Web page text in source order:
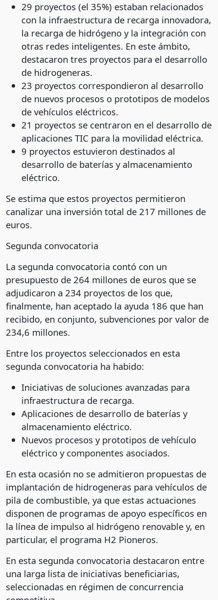
29 proyectos (el 35%) estaban relacionados
con la infraestructura de recarga innovadora,
la recarga de hidrógeno y la integración con
otras redes inteligentes. En este ámbito,
destacaron tres proyectos para el desarrollo
de hidrogeneras.
23 proyectos correspondieron al desarrollo
de nuevos procesos o prototipos de modelos
de vehículos eléctricos.
21 proyectos se centraron en el desarrollo de
aplicaciones TIC para la movilidad eléctrica.
9 proyectos estuvieron destinados al
desarrollo de baterías y almacenamiento
eléctrico.
Se estima que estos proyectos permitieron
canalizar una inversión total de 217 millones de
euros.
Segunda convocatoria
La segunda convocatoria contó con un
presupuesto de 264 millones de euros que se
adjudicaron a 234 proyectos de los que,
finalmente, han aceptado la ayuda 186 que han
recibido, en conjunto, subvenciones por valor de
234,6 millones.
Entre los proyectos seleccionados en esta
segunda convocatoria ha habido:
Iniciativas de soluciones avanzadas para
infraestructura de recarga.
Aplicaciones de desarrollo de baterías y
almacenamiento eléctrico.
Nuevos procesos y prototipos de vehículo
eléctrico y componentes asociados.
En esta ocasión no se admitieron propuestas de
implantación de hidrogeneras para vehículos de
pila de combustible, ya que estas actuaciones
disponen de programas de apoyo específicos en
la línea de impulso al hidrógeno renovable y, en
particular, el programa H2 Pioneros.
En esta segunda convocatoria destacaron entre
una larga lista de iniciativas beneficiarias,
seleccionadas en régimen de concurrencia